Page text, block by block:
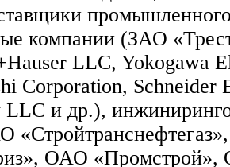
компании (ЗАО
LLC, Yokogawa
Corporation,
LLC и др.),
ОАО